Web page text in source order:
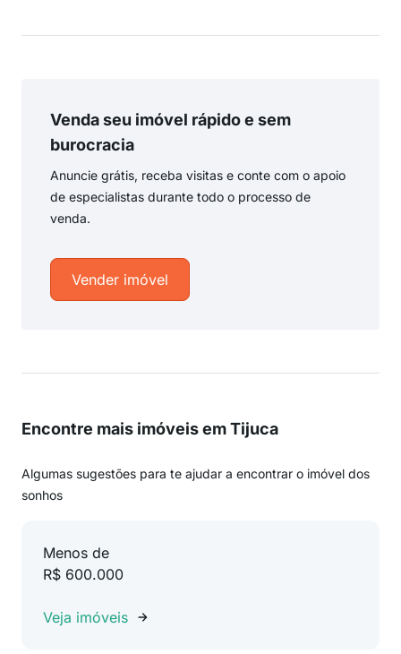
Venda seu imóvel rápido e sem
burocracia
Anuncie grátis, receba visitas e conte com o apoio
de especialistas durante todo o processo de
venda.
Vender imóvel
Encontre mais imóveis em Tijuca
Algumas sugestões para te ajudar a encontrar o imóvel dos
sonhos
Menos de
R$ 600.000
Veja imóveis